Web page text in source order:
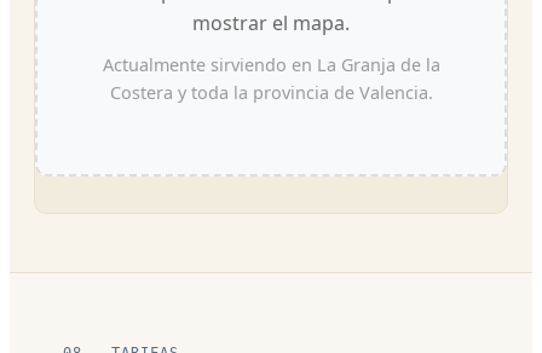
mostrar el mapa.
Actualmente sirviendo en La Granja de la
Costera y toda la provincia de Valencia.